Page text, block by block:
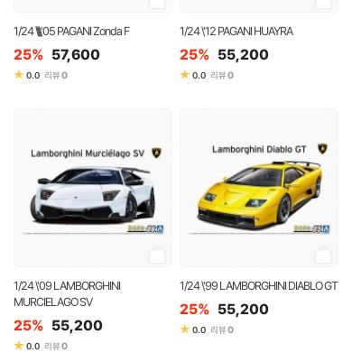
1/24 \\\\\'05 PAGANI Zonda F
25% 57,600
★ 0.0 리뷰0
1/24 \'12 PAGANI HUAYRA
25% 55,200
★ 0.0 리뷰0
1/24 \'09 LAMBORGHINI
MURCIELAGO SV
25% 55,200
★ 0.0 리뷰0
1/24 \'99 LAMBORGHINI DIABLO GT
25% 55,200
★ 0.0 리뷰0